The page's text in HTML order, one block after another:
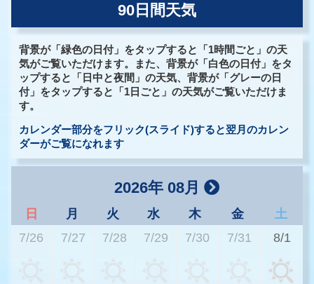
90日間天気
背景が「緑色の日付」をタップすると「1時間ごと」の天
気がご覧いただけます。また、背景が「白色の日付」をタ
ップすると「日中と夜間」の天気、背景が「グレーの日
付」をタップすると「1日ごと」の天気がご覧いただけま
す。
カレンダー部分をフリック(スライド)すると翌月のカレン
ダーがご覧になれます
2026年 08月
日 月 火 水 木 金
土
7/26
7/27 7/28 7/29 7/30 7/31 8/1